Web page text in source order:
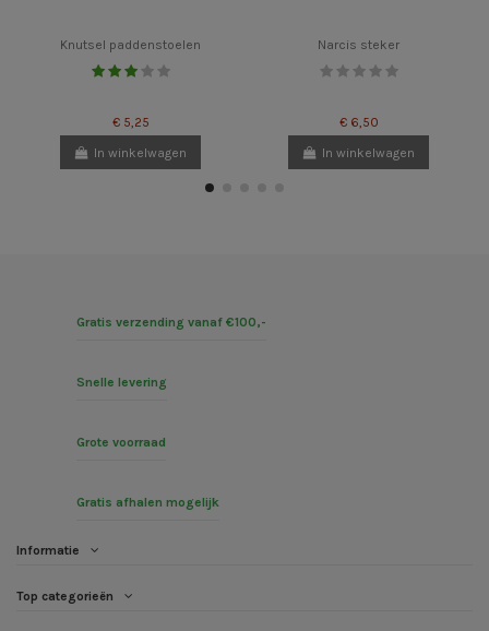
Knutsel paddenstoelen
€ 5,25
In winkelwagen
Narcis steker
€ 6,50
In winkelwagen
Gratis verzending vanaf €100,-
Snelle levering
Grote voorraad
Gratis afhalen mogelijk
Informatie
Top categorieën